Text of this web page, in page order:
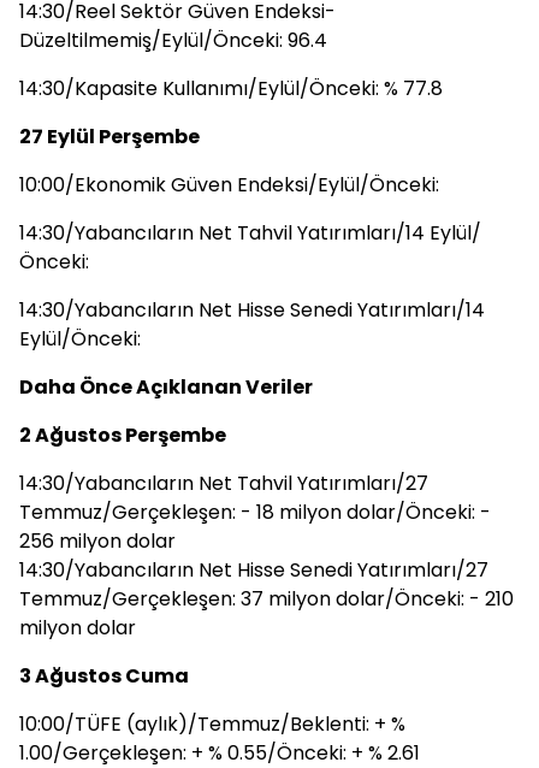
14:30/Reel Sektör Güven Endeksi-
Düzeltilmemiş/Eylül/Önceki: 96.4
14:30/Kapasite Kullanımı/Eylül/Önceki: % 77.8
27 Eylül Perşembe
10:00/Ekonomik Güven Endeksi/Eylül/Önceki:
14:30/Yabancıların Net Tahvil Yatırımları/14 Eylül/
Önceki:
14:30/Yabancıların Net Hisse Senedi Yatırımları/14
Eylül/Önceki:
Daha Önce Açıklanan Veriler
2 Ağustos Perşembe
14:30/Yabancıların Net Tahvil Yatırımları/27
Temmuz/Gerçekleşen: - 18 milyon dolar/Önceki: -
256 milyon dolar
14:30/Yabancıların Net Hisse Senedi Yatırımları/27
Temmuz/Gerçekleşen: 37 milyon dolar/Önceki: - 210
milyon dolar
3 Ağustos Cuma
10:00/TÜFE (aylık)/Temmuz/Beklenti: + %
1.00/Gerçekleşen: + % 0.55/Önceki: + % 2.61